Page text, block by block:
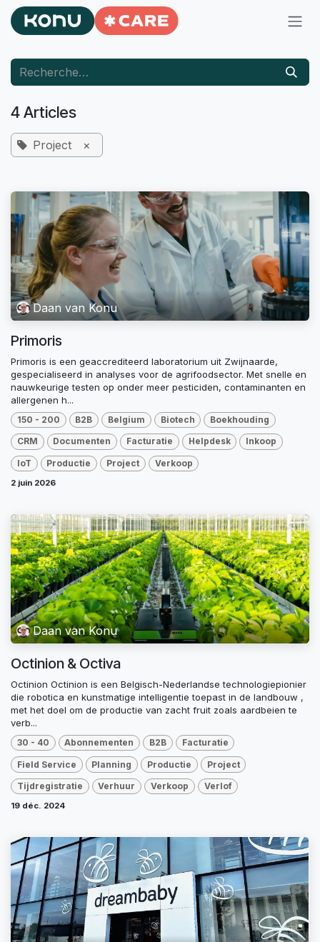
Se rendre au contenu
4 Articles
Project ×
Daan van Konu
Primoris
Primoris is een geaccrediteerd laboratorium uit Zwijnaarde,
gespecialiseerd in analyses voor de agrifoodsector. Met snelle en
nauwkeurige testen op onder meer pesticiden, contaminanten en
allergenen h...
150 - 200 B2B Belgium Biotech Boekhouding
CRM Documenten Facturatie Helpdesk Inkoop
IoT Productie Project Verkoop
2 juin 2026
Daan van Konu
Octinion & Octiva
Octinion Octinion is een Belgisch-Nederlandse technologiepionier
die robotica en kunstmatige intelligentie toepast in de landbouw ,
met het doel om de productie van zacht fruit zoals aardbeien te
verb...
30 - 40 Abonnementen B2B Facturatie
Field Service Planning Productie Project
Tijdregistratie Verhuur Verkoop Verlof
19 déc. 2024